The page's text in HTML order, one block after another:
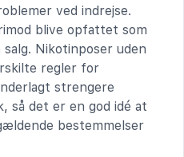
ved indrejse.
blive opfattet som
Nikotinposer uden
regler for
strengere
så det er en god idé at
bestemmelser